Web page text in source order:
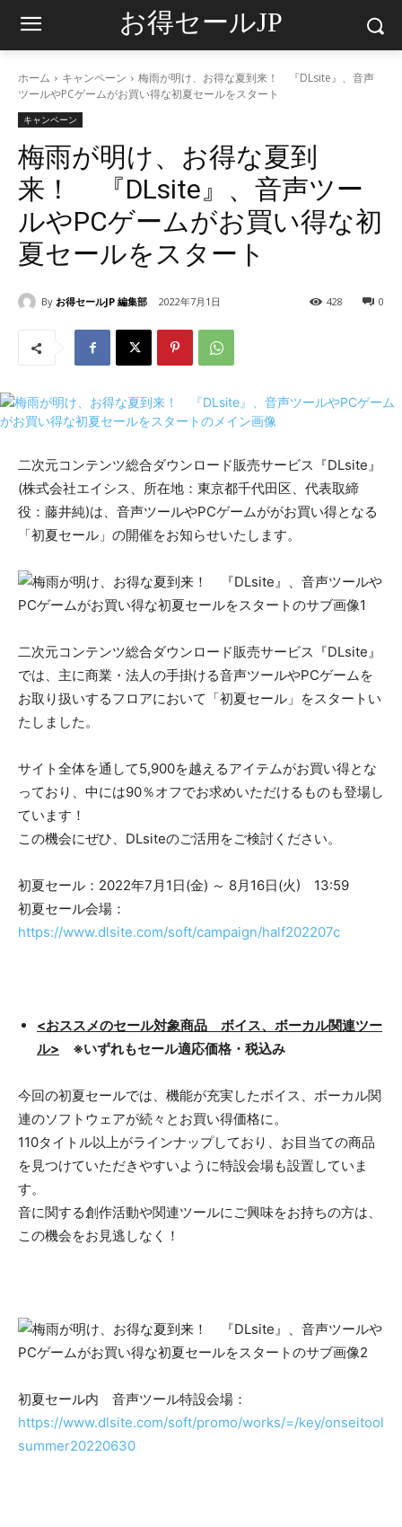
お得セールJP
ホーム キャンペーン
梅雨が明け、お得な夏到来！ 『DLsite』、音声
ツールやPCゲームがお買い得な初夏セールをスタート
キャンペーン
梅雨が明け、お得な夏到
来！ 『DLsite』、音声ツー
ルやPCゲームがお買い得な初
夏セールをスタート
By お得セールJP 編集部 2022年7月1日 0
428
二次元コンテンツ総合ダウンロード販売サービス『DLsite』
(株式会社エイシス、所在地：東京都千代田区、代表取締
役：藤井純)は、音声ツールやPCゲームががお買い得となる
「初夏セール」の開催をお知らせいたします。
二次元コンテンツ総合ダウンロード販売サービス『DLsite』
では、主に商業・法人の手掛ける音声ツールやPCゲームを
お取り扱いするフロアにおいて「初夏セール」をスタートい
たしました。
サイト全体を通して5,900を越えるアイテムがお買い得とな
っており、中には90％オフでお求めいただけるものも登場し
ています！
この機会にぜひ、DLsiteのご活用をご検討ください。
初夏セール：2022年7月1日(金) ～ 8月16日(火) 13:59
初夏セール会場：
https://www.dlsite.com/soft/campaign/half202207c
<おススメのセール対象商品 ボイス、ボーカル関連ツー
ル> ※いずれもセール適応価格・税込み
今回の初夏セールでは、機能が充実したボイス、ボーカル関
連のソフトウェアが続々とお買い得価格に。
110タイトル以上がラインナップしており、お目当ての商品
を見つけていただきやすいように特設会場も設置していま
す。
音に関する創作活動や関連ツールにご興味をお持ちの方は、
この機会をお見逃しなく！
初夏セール内 音声ツール特設会場：
https://www.dlsite.com/soft/promo/works/=/key/onseitool
summer20220630